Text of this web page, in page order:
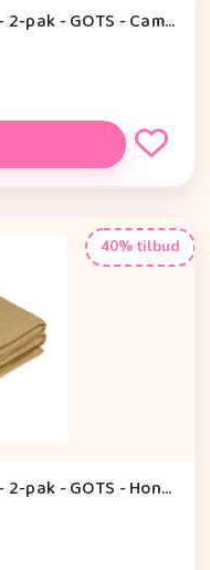
Cam Cam Copenhagen Stofble - 2-pak - GOTS - Camel
40% tilbud
Cam Cam Copenhagen Stofble - 2-pak - GOTS - Honey